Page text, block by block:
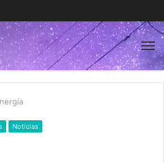
Noticias